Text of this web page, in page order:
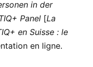
in der
Panel [La
en Suisse : le
en ligne.